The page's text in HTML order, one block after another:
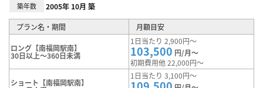
築年数 2005年 10月 築
プラン名・期間 月額目安
ロング【南福岡駅南】
30日以上～360日未満
1日当たり 2,900円～
103,500 円/月～
初期費用他 22,000円～
ショート【南福岡駅南】
1日当たり 3,100円～